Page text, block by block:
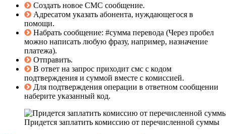
Создать новое СМС сообщение.
Адресатом указать абонента, нуждающегося в
помощи.
Набрать сообщение: #сумма перевода (Через пробел
можно написать любую фразу, например, назначение
платежа).
Отправить.
В ответ на запрос приходит смс с кодом
подтверждения и суммой вместе с комиссией.
Для подтверждения операции в ответном сообщении
наберите указанный код.
Придется заплатить комиссию от перечисленной суммы